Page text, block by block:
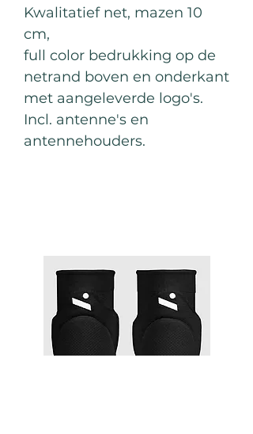
Kwalitatief net, mazen 10
cm,
full color bedrukking op de
netrand boven en onderkant
met aangeleverde logo's.
Incl. antenne's en
antennehouders.